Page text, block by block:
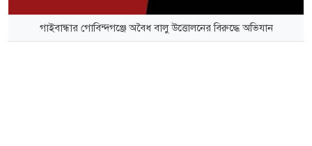
গাইবান্ধার গোবিন্দগঞ্জে অবৈধ বালু উত্তোলনের বিরুদ্ধে অভিযান